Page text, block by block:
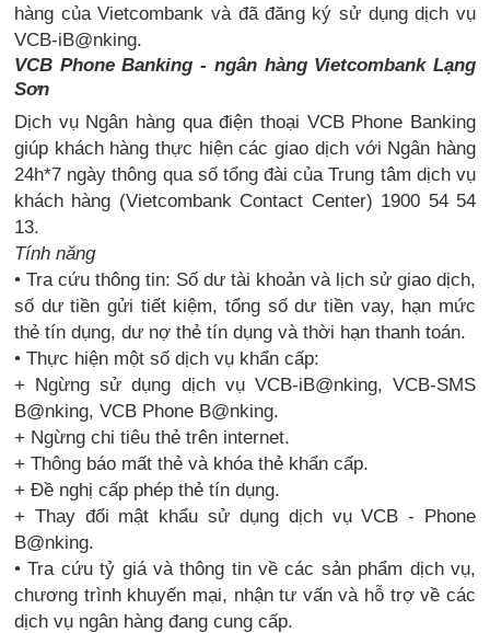
hàng của Vietcombank và đã đăng ký sử dụng dịch vụ
VCB-iB@nking.
VCB Phone Banking - ngân hàng Vietcombank Lạng
Sơn
Dịch vụ Ngân hàng qua điện thoại VCB Phone Banking
giúp khách hàng thực hiện các giao dịch với Ngân hàng
24h*7 ngày thông qua số tổng đài của Trung tâm dịch vụ
khách hàng (Vietcombank Contact Center) 1900 54 54
13.
Tính năng
• Tra cứu thông tin: Số dư tài khoản và lịch sử giao dịch,
số dư tiền gửi tiết kiệm, tổng số dư tiền vay, hạn mức
thẻ tín dụng, dư nợ thẻ tín dụng và thời hạn thanh toán.
• Thực hiện một số dịch vụ khẩn cấp:
+ Ngừng sử dụng dịch vụ VCB-iB@nking, VCB-SMS
B@nking, VCB Phone B@nking.
+ Ngừng chi tiêu thẻ trên internet.
+ Thông báo mất thẻ và khóa thẻ khẩn cấp.
+ Đề nghị cấp phép thẻ tín dụng.
+ Thay đổi mật khẩu sử dụng dịch vụ VCB - Phone
B@nking.
• Tra cứu tỷ giá và thông tin về các sản phẩm dịch vụ,
chương trình khuyến mại, nhận tư vấn và hỗ trợ về các
dịch vụ ngân hàng đang cung cấp.